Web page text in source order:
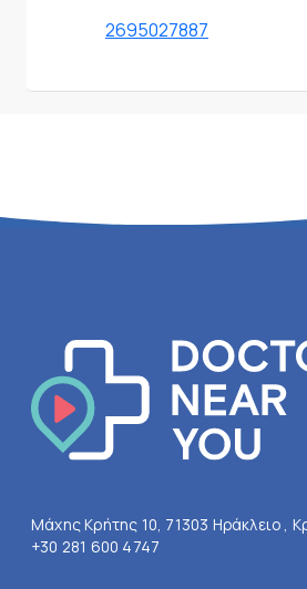
2695027887
Μάχης Κρήτης 10, 71303 Ηράκλειο ,
+30 281 600 4747